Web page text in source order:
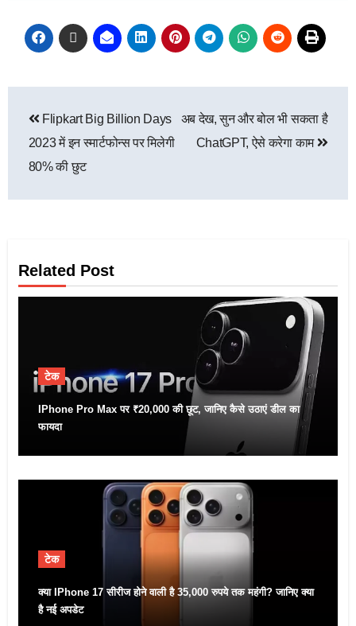
Flipkart Big Billion Days
2023 में इन स्मार्टफोन्स पर मिलेगी
80% की छुट
अब देख, सुन और बोल भी सकता है
ChatGPT, ऐसे करेगा काम
Related Post
टेक
IPhone Pro Max पर ₹20,000 की छूट, जानिए कैसे उठाएं डील का
फायदा
टेक
क्या IPhone 17 सीरीज होने वाली है 35,000 रुपये तक महंगी? जानिए क्या
है नई अपडेट